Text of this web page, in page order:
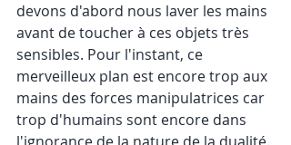
devons d'abord nous laver les mains
avant de toucher à ces objets très
sensibles. Pour l'instant, ce
merveilleux plan est encore trop aux
mains des forces manipulatrices car
trop d'humains sont encore dans